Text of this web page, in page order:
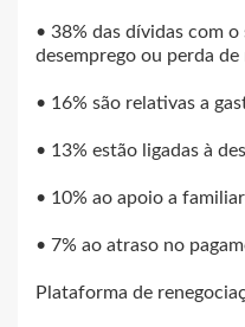
• 38% das dívidas com
desemprego ou perda de
• 16% são relativas a
• 13% estão ligadas à
• 10% ao apoio a
• 7% ao atraso no
Plataforma de